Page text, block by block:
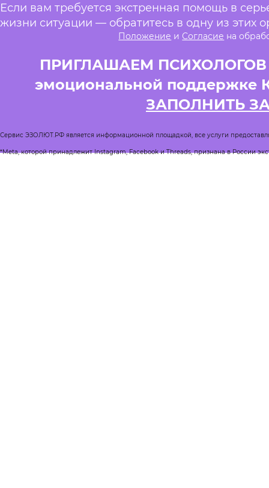
Если вам требуется экстренная помощь в
жизни ситуации — обратитесь в одну из этих
Положение и Согласие на
ПРИГЛАШАЕМ ПСИХОЛОГОВ
эмоциональной поддержке
ЗАПОЛНИТЬ
Сервис ЭЗОЛЮТ.РФ является информационной площадкой, все услуги
*Meta, которой принадлежит Instagram, Facebook и Threads, признана в России